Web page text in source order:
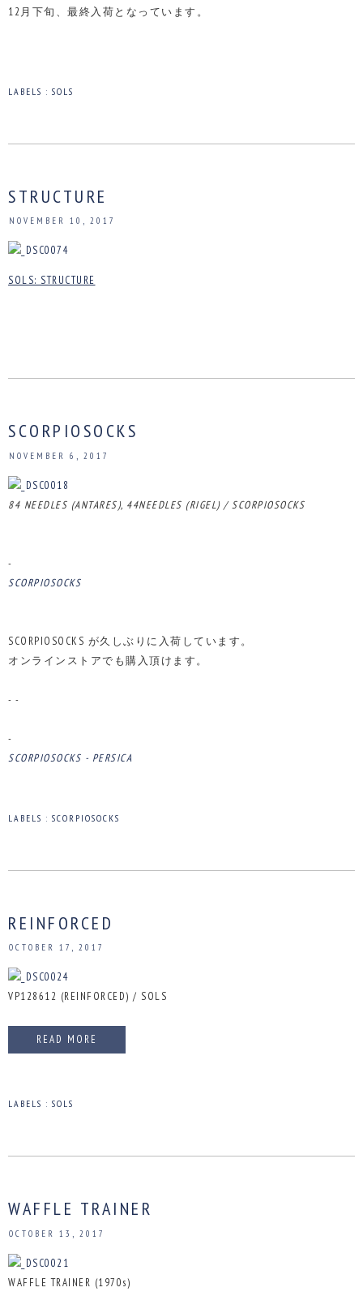
12月下旬、最終入荷となっています。
LABELS : SOLS
STRUCTURE
NOVEMBER 10, 2017
SOLS: STRUCTURE
SCORPIOSOCKS
NOVEMBER 6, 2017
84 NEEDLES (ANTARES), 44NEEDLES (RIGEL) / SCORPIOSOCKS
-
SCORPIOSOCKS
SCORPIOSOCKS が久しぶりに入荷しています。
オンラインストアでも購入頂けます。
- -
-
SCORPIOSOCKS - PERSICA
LABELS : SCORPIOSOCKS
REINFORCED
OCTOBER 17, 2017
VP128612 (REINFORCED) / SOLS
READ MORE
LABELS : SOLS
WAFFLE TRAINER
OCTOBER 13, 2017
WAFFLE TRAINER (1970s)